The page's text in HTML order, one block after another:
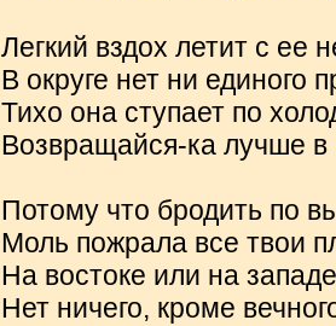
Легкий вздох летит с ее
В округе нет ни единого
Тихо она ступает по
Возвращайся-ка лучше в
Потому что бродить по
Моль пожрала все твои
На востоке или на
Нет ничего, кроме